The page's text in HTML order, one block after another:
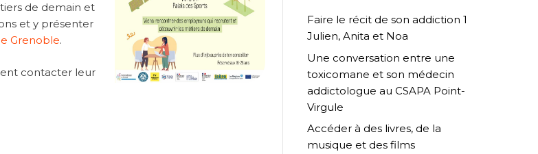
de demain et
et y présenter
Grenoble.
contacter leur
Faire le récit de son addiction 1
Julien, Anita et Noa
Une conversation entre une
toxicomane et son médecin
addictologue au CSAPA Point-
Virgule
Accéder à des livres, de la
musique et des films